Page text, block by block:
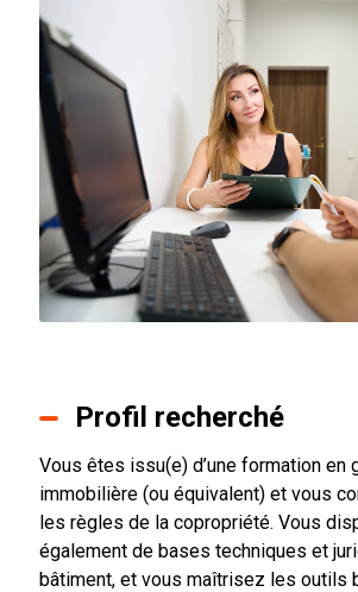
Profil recherché
Vous êtes issu(e) d’une formation en
immobilière (ou équivalent) et vous
les règles de la copropriété. Vous
également de bases techniques et
bâtiment, et vous maîtrisez les outils